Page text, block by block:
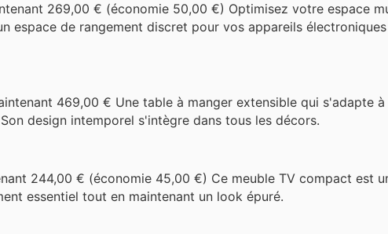
269,00 € (économie 50,00 €) Optimisez votre espace
espace de rangement discret pour vos appareils
469,00 € Une table à manger extensible qui s'adapte à
design intemporel s'intègre dans tous les décors.
244,00 € (économie 45,00 €) Ce meuble TV compact est
essentiel tout en maintenant un look épuré.